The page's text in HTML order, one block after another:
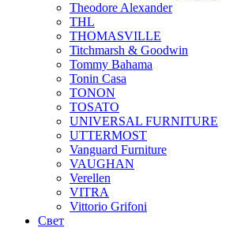
Theodore Alexander
THL
THOMASVILLE
Titchmarsh & Goodwin
Tommy Bahama
Tonin Casa
TONON
TOSATO
UNIVERSAL FURNITURE
UTTERMOST
Vanguard Furniture
VAUGHAN
Verellen
VITRA
Vittorio Grifoni
Свет